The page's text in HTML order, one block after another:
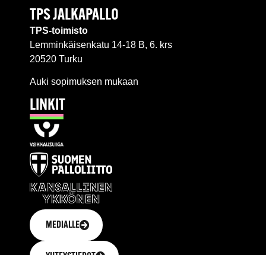
TPS JALKAPALLO
TPS-toimisto
Lemminkäisenkatu 14-18 B, 6. krs
20520 Turku
Auki sopimuksen mukaan
LINKIT
MEDIALLE